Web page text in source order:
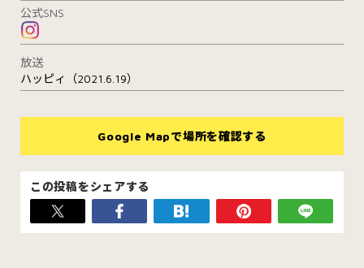
公式SNS
放送
ハッピィ（2021.6.19）
Google Mapで場所を確認する
この投稿をシェアする